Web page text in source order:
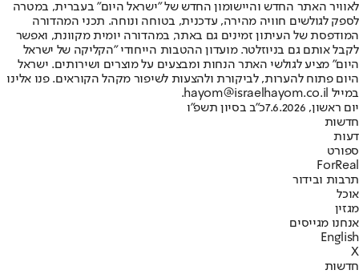
לאוויר האתר החדש והיישומון החדש של "ישראל היום" בעברית, במטרה
לספק לגולשים חוויה מהירה, עדכנית, בטוחה ונוחה. תכני המהדורה
המודפסת של העיתון זמינים גם באתר, במהדורה יומית מקוונת, ואפשר
לקבל אותם גם בניוזלטר. מועדון ההטבות הייחודי "הקליקה של ישראל
היום" מציע לגולשי האתר הנחות ומבצעים על מוצרים ושירותים. ישראל
היום פתוח להערות, לביקורת ולהצעות לשיפור מקהל הקוראים. פנו אלינו
במייל hayom@israelhayom.co.il.
יום ראשון, 7.6.2026
כ"ב בסיון תשפ"ו
חדשות
דעות
ספורט
ForReal
תרבות ובידור
אוכל
מגזין
אנחנו מגייסים
English
X
חדשות